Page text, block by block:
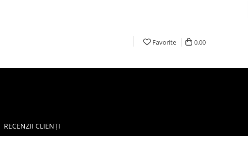
Favorite 0,00
RECENZII CLIENȚI